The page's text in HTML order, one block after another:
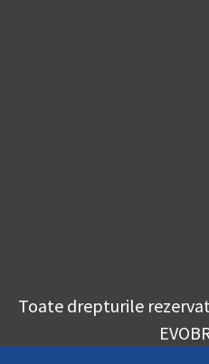
Toate drepturile